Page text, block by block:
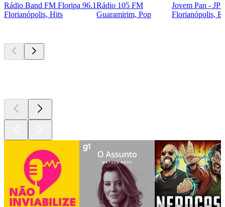
Rádio Band FM Floripa 96.1
Florianópolis, Hits
Rádio 105 FM
Guaramirim, Pop
Jovem Pan - JP
Florianópolis,